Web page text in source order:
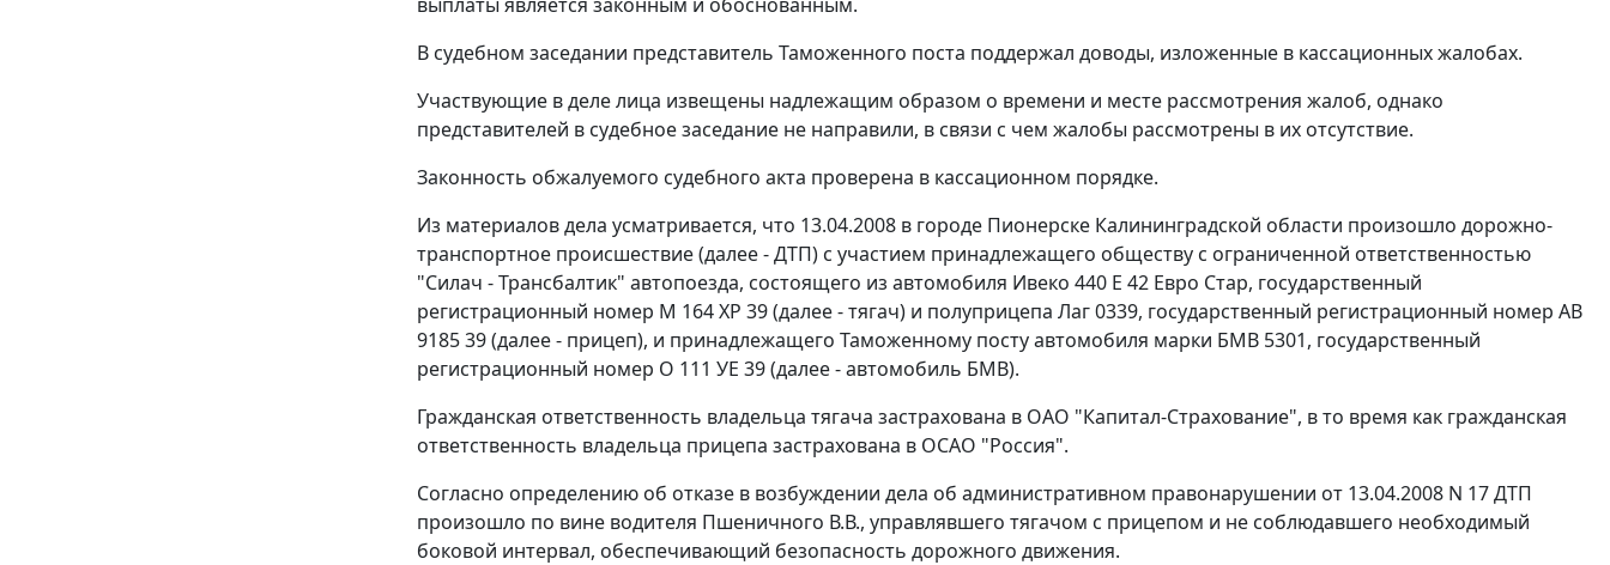
В судебном заседании представитель Таможенного поста поддержал доводы, изложенные в кассационных жалобах.
Участвующие в деле лица извещены надлежащим образом о времени и месте рассмотрения жалоб, однако
представителей в судебное заседание не направили, в связи с чем жалобы рассмотрены в их отсутствие.
Законность обжалуемого судебного акта проверена в кассационном порядке.
Из материалов дела усматривается, что 13.04.2008 в городе Пионерске Калининградской области произошло дорожно-
транспортное происшествие (далее - ДТП) с участием принадлежащего обществу с ограниченной ответственностью
"Силач - Трансбалтик" автопоезда, состоящего из автомобиля Ивеко 440 Е 42 Евро Стар, государственный
регистрационный номер М 164 ХР 39 (далее - тягач) и полуприцепа Лаг 0339, государственный регистрационный номер АВ
9185 39 (далее - прицеп), и принадлежащего Таможенному посту автомобиля марки БМВ 5301, государственный
регистрационный номер О 111 УЕ 39 (далее - автомобиль БМВ).
Гражданская ответственность владельца тягача застрахована в ОАО "Капитал-Страхование", в то время как гражданская
ответственность владельца прицепа застрахована в ОСАО "Россия".
Согласно определению об отказе в возбуждении дела об административном правонарушении от 13.04.2008 N 17 ДТП
произошло по вине водителя Пшеничного В.В., управлявшего тягачом с прицепом и не соблюдавшего необходимый
боковой интервал, обеспечивающий безопасность дорожного движения.